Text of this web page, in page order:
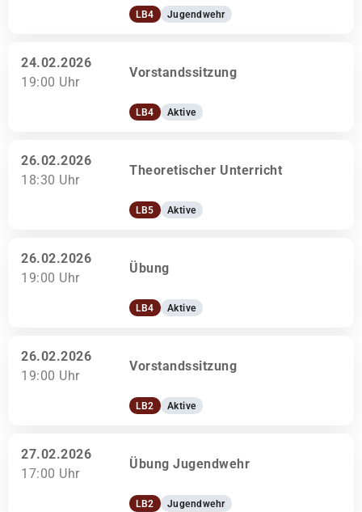
LB4 Jugendwehr
24.02.2026
19:00 Uhr
Vorstandssitzung
LB4 Aktive
26.02.2026
18:30 Uhr
Theoretischer Unterricht
LB5 Aktive
26.02.2026
19:00 Uhr
Übung
LB4 Aktive
26.02.2026
19:00 Uhr
Vorstandssitzung
LB2 Aktive
27.02.2026
17:00 Uhr
Übung Jugendwehr
LB2 Jugendwehr